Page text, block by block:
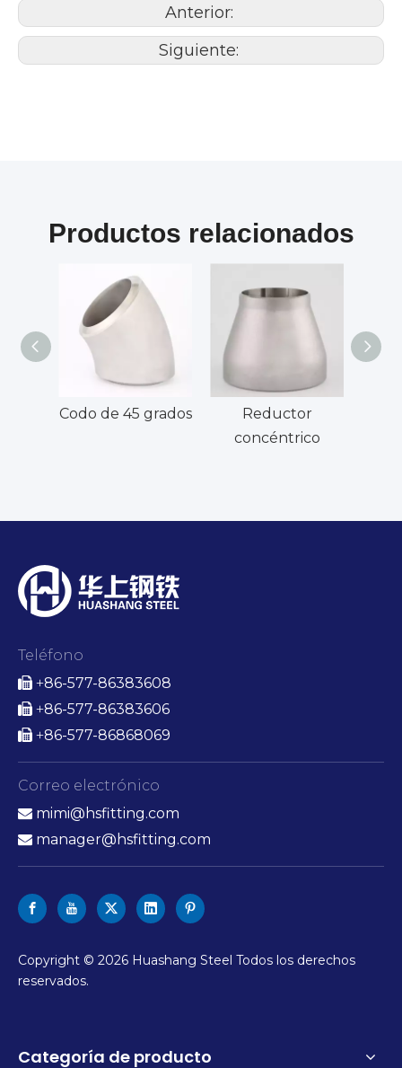
Anterior:
Siguiente:
Productos relacionados
Codo de 45 grados
Reductor
concéntrico
Teléfono
 +86-577-86383608
 +86-577-86383606
 +86-577-86868069
Correo electrónico
 mimi@hsfitting.com
 manager@hsfitting.com
Copyright © 2026 Huashang Steel Todos los derechos
reservados.
Categoría de producto